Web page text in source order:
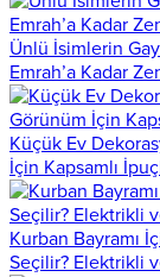
Ünlü İsimlerin
Emrah’a Kadar
Küçük Ev
İçin Kapsamlı
Kurban Bayramı
Seçilir? Elektrikli